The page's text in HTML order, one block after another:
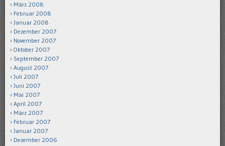
März 2008
Februar 2008
Januar 2008
Dezember 2007
November 2007
Oktober 2007
September 2007
August 2007
Juli 2007
Juni 2007
Mai 2007
April 2007
März 2007
Februar 2007
Januar 2007
Dezember 2006